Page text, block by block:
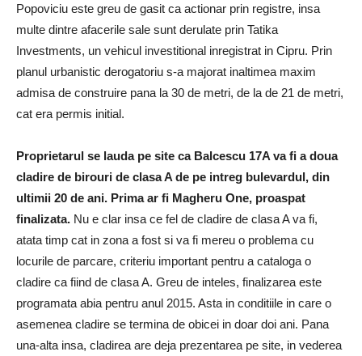
Popoviciu este greu de gasit ca actionar prin registre, insa
multe dintre afacerile sale sunt derulate prin Tatika
Investments, un vehicul investitional inregistrat in Cipru. Prin
planul urbanistic derogatoriu s-a majorat inaltimea maxim
admisa de construire pana la 30 de metri, de la de 21 de metri,
cat era permis initial.
Proprietarul se lauda pe site ca Balcescu 17A va fi a doua
cladire de birouri de clasa A de pe intreg bulevardul, din
ultimii 20 de ani. Prima ar fi Magheru One, proaspat
finalizata. Nu e clar insa ce fel de cladire de clasa A va fi,
atata timp cat in zona a fost si va fi mereu o problema cu
locurile de parcare, criteriu important pentru a cataloga o
cladire ca fiind de clasa A. Greu de inteles, finalizarea este
programata abia pentru anul 2015. Asta in conditiile in care o
asemenea cladire se termina de obicei in doar doi ani. Pana
una-alta insa, cladirea are deja prezentarea pe site, in vederea